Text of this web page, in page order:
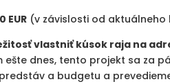
EUR (v závislosti od aktuálneho
vlastniť kúsok raja na
ešte dnes, tento projekt sa za
a budgetu a